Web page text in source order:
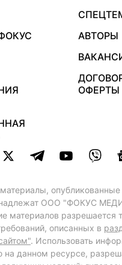
АВТОРЫ
ОФЕРТЫ
ООО "ФОКУС
материалов разрешается
описанных в
. Использовать
данном ресурсе,